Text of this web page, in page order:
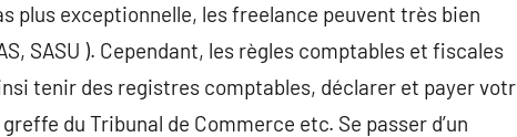
plus exceptionnelle, les freelance peuvent très bien
SASU ). Cependant, les règles comptables et fiscales
tenir des registres comptables, déclarer et payer
du Tribunal de Commerce etc. Se passer d’un